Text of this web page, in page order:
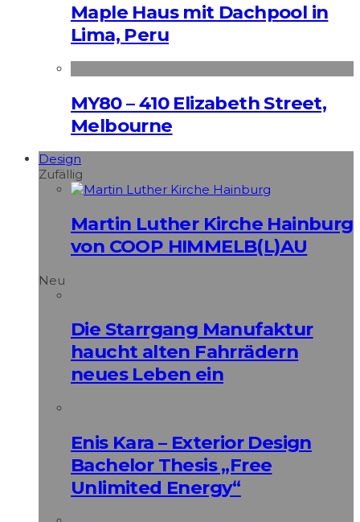
Maple Haus mit Dachpool in
Lima, Peru
MY80 – 410 Elizabeth Street,
Melbourne
Design
Zufällig
Martin Luther Kirche Hainburg
von COOP HIMMELB(L)AU
Neu
Die Starrgang Manufaktur
haucht alten Fahrrädern
neues Leben ein
Enis Kara – Exterior Design
Bachelor Thesis „Free
Unlimited Energy“